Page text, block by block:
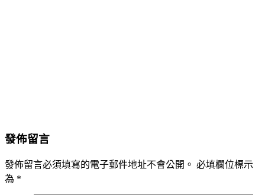
發佈留言
發佈留言必須填寫的電子郵件地址不會公開。 必填欄位標示
為 *